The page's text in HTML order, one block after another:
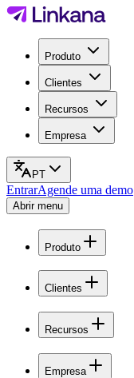
Produto
Clientes
Recursos
Empresa
PT
EntrarAgende uma demo
Abrir menu
Produto
Clientes
Recursos
Empresa